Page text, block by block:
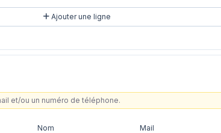
Ajouter une ligne
et/ou un numéro de téléphone.
Nom Mail